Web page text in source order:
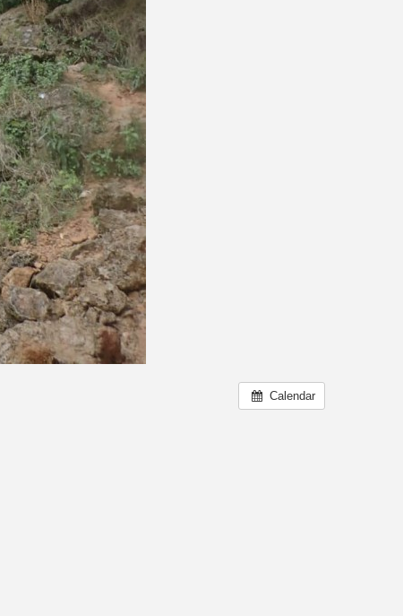
Calendar